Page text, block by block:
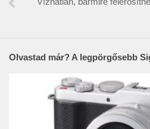
Olvastad már? A legpörgősebb